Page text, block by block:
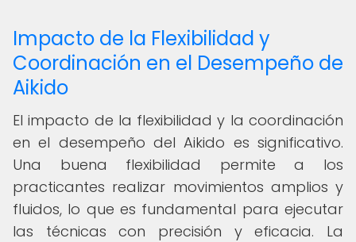
Impacto de la Flexibilidad y
Coordinación en el Desempeño de
Aikido
El impacto de la flexibilidad y la coordinación
en el desempeño del Aikido es significativo.
Una buena flexibilidad permite a los
practicantes realizar movimientos amplios y
fluidos, lo que es fundamental para ejecutar
las técnicas con precisión y eficacia. La